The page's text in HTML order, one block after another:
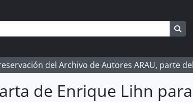
del Archivo de Autores ARAU, parte
de Enrique Lihn